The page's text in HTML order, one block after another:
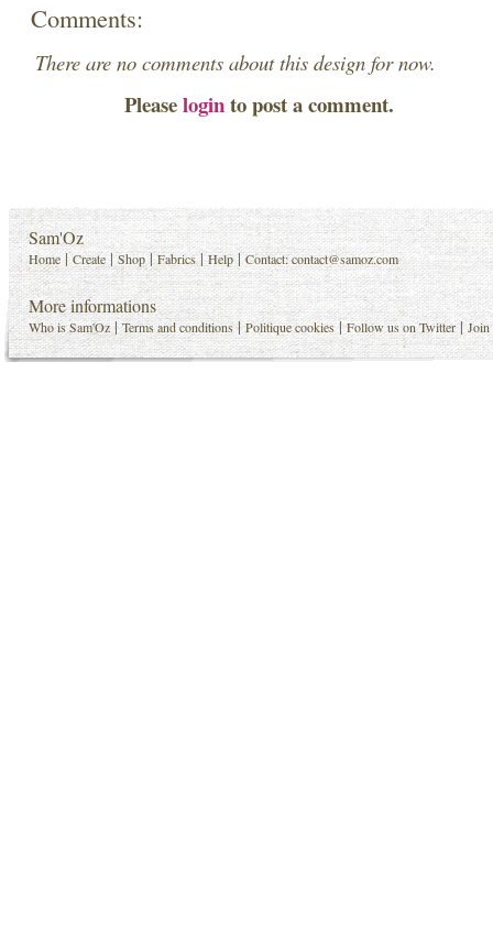
Comments:
There are no comments about this design for now.
Pleaseloginto post a comment.
Sam'Oz
Home |Create |Shop |Fabrics |Help |Contact:contact@samoz.com
More informations
Who is Sam'Oz |Terms and conditions |Politique cookies |Follow us on Twitter |Join